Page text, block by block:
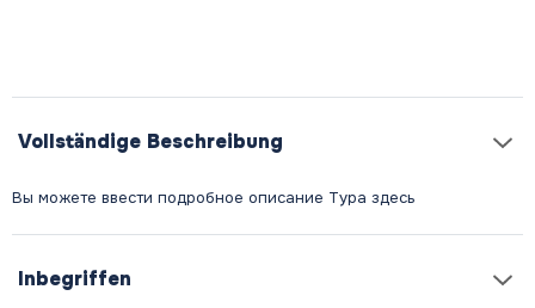
Vollständige Beschreibung
Inbegriffen